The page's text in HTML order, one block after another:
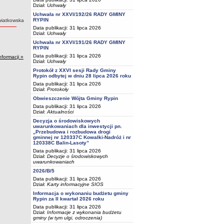
»
Dział: Uchwały
Uchwała nr XXVI/192/26 RADY GMINY
RYPIN
Data publikacji: 31 lipca 2026
Dział: Uchwały
Uchwała nr XXVI/191/26 RADY GMINY
RYPIN
Data publikacji: 31 lipca 2026
Dział: Uchwały
Protokół z XXVI sesji Rady Gminy
Rypin odbytej w dniu 28 lipca 2026 roku
Data publikacji: 31 lipca 2026
Dział: Protokoły
Obwieszczenie Wójta Gminy Rypin
Data publikacji: 31 lipca 2026
Dział: Aktualności
Decyzja o środowiskowych
uwarunkowaniach dla inwestycji pn.
„Przebudowa i rozbudowa drogi
gminnej nr 120337C Kowalki-Nadróż i nr
120338C Balin-Lasoty”
Data publikacji: 31 lipca 2026
Dział: Decyzje o środowiskowych
uwarunkowaniach
2026/B/5
Data publikacji: 31 lipca 2026
Dział: Karty informacyjne SIOS
Informacja o wykonaniu budżetu gminy
Rypin za II kwartał 2026 roku
Data publikacji: 31 lipca 2026
Dział: Informacje z wykonania budżetu
gminy (w tym ulgi, odroczenia)